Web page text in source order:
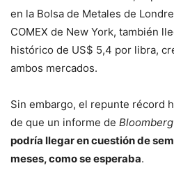
en la Bolsa de Metales de
COMEX de New York, también
histórico de US$ 5,4 por libra,
ambos mercados.
Sin embargo, el repunte récord
de que un informe de Bloomberg
podría llegar en cuestión de
meses, como se esperaba.